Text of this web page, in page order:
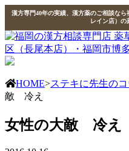
漢方専門40年の実績、漢方薬のご相談な
レイン店）の
HOME>ステキに先生の
敵 冷え
女性の大敵 冷え